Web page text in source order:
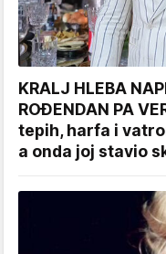
KRALJ HLEBA
ROĐENDAN PA
tepih, harfa i
a onda joj stavio